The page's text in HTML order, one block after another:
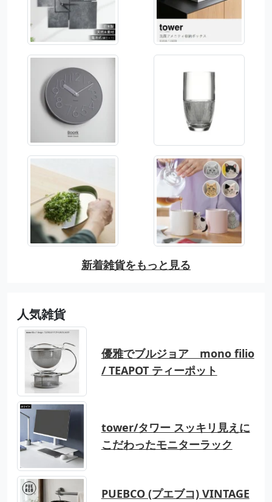
新着雑貨をもっと見る
人気雑貨
優雅でブルジョア mono filio
/ TEAPOT ティーポット
tower/タワー スッキリ見えに
こだわったモニターラック
PUEBCO (プエブコ) VINTAGE